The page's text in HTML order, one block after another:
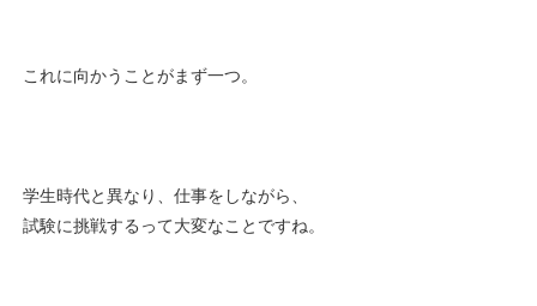
これに向かうことがまず一つ。
学生時代と異なり、仕事をしながら、
試験に挑戦するって大変なことですね。